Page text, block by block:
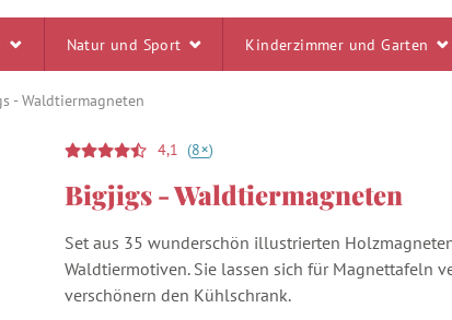
Natur und Sport Kinderzimmer und Garten
- Waldtiermagneten
4,1 (8+)
Bigjigs - Waldtiermagneten
Set aus 35 wunderschön illustrierten
Waldtiermotiven. Sie lassen sich für Magnettafeln
verschönern den Kühlschrank.